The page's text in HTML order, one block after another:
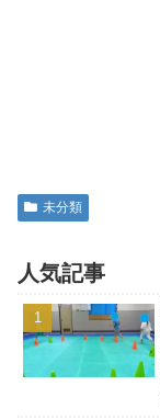
未分類
人気記事